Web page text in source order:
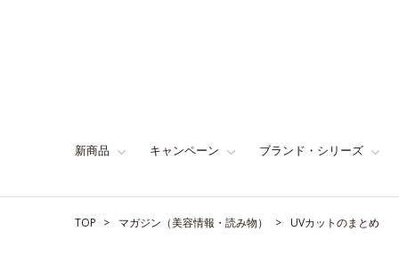
新商品 キャンペーン ブランド・シリーズ
TOP マガジン（美容情報・読み物） UVカットのまとめ